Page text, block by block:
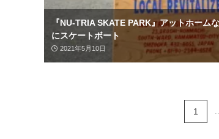
『NU-TRIA SKATE PARK』アットホーム
にスケートボート
2021年5月10日
1